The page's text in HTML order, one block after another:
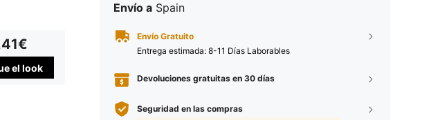
el look
Envío a Spain
Envío Gratuito
Entrega estimada: 8-11 Días Laborables
Devoluciones gratuitas en 30 días
Seguridad en las compras